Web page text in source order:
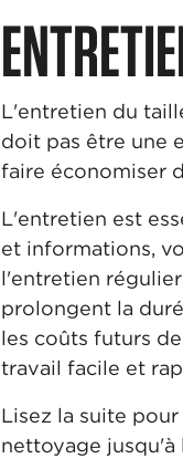
L'entretien du
doit pas être une
faire économiser
L'entretien est
et informations,
l'entretien
prolongent la
les coûts futurs
travail facile et
Lisez la suite
nettoyage